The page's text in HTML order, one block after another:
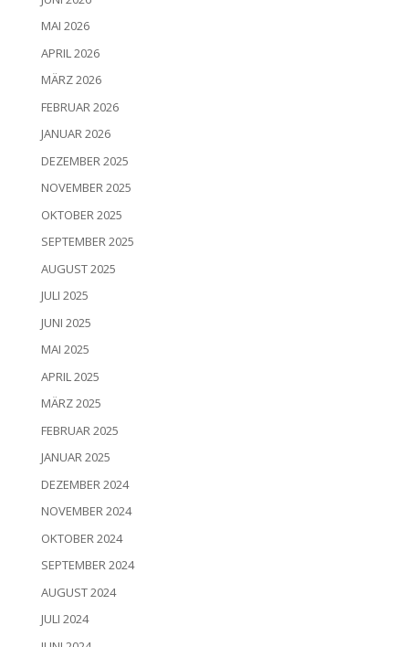
MAI 2026
APRIL 2026
MÄRZ 2026
FEBRUAR 2026
JANUAR 2026
DEZEMBER 2025
NOVEMBER 2025
OKTOBER 2025
SEPTEMBER 2025
AUGUST 2025
JULI 2025
JUNI 2025
MAI 2025
APRIL 2025
MÄRZ 2025
FEBRUAR 2025
JANUAR 2025
DEZEMBER 2024
NOVEMBER 2024
OKTOBER 2024
SEPTEMBER 2024
AUGUST 2024
JULI 2024